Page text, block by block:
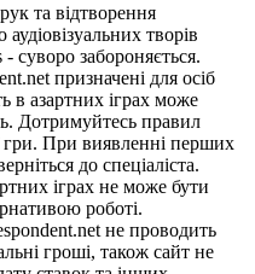
та відтворення
творів
суворо забороняється.
призначені для осіб
в азартних іграх може
Дотримуйтесь правил
гри. При виявленні перших
до спеціаліста.
іграх не може бути
роботі.
не проводить
гроші, також сайт не